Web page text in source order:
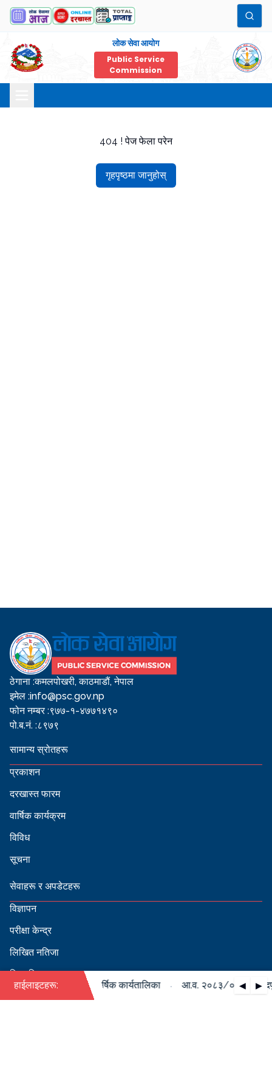
लोक सेवा आयोग
Public Service
Commission
404 ! पेज फेला परेन
गृहपृष्ठमा जानुहोस्
ठेगाना :कमलपोखरी, काठमाडौं, नेपाल
इमेल :info@psc.gov.np
फोन नम्बर :९७७-१-४७७१४९०
पो.ब.नं. :८९७९
सामान्य स्रोतहरू
प्रकाशन
दरखास्त फारम
वार्षिक कार्यक्रम
विविध
सूचना
सेवाहरू र अपडेटहरू
विज्ञापन
परीक्षा केन्द्र
लिखित नतिजा
सिफारिस
हाईलाइटहरू: ◀ ▶
को पदपूर्ति सम्बन्धी वार्षिक कार्यतालिका आ.व. २०८३/०८४ को